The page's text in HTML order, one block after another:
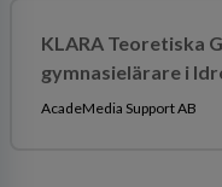
KLARA Teoretiska
gymnasielärare i
AcadeMedia Support AB